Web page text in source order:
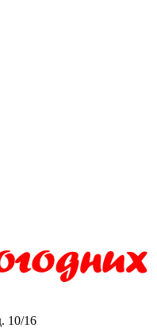
10/16